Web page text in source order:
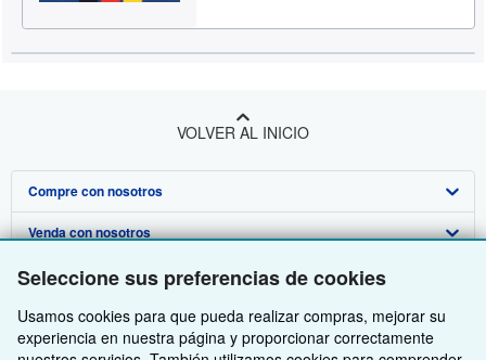
Seleccione sus preferencias de cookies
Usamos cookies para que pueda realizar compras, mejorar su
experiencia en nuestra página y proporcionar correctamente
VOLVER AL INICIO
Compre con nosotros
Búsqueda avanzada
Colecciones
Mi cuenta
Mis pedidos
Venda con nosotros
Comenzar a vender
Únase a nuestro programa de afiliados
Recomiende un vendedor
Sobre nosotros
Sobre IberLibro
Medios
Obtener Ayuda
Preguntas frecuentes y guías
Otras compañías de AbeBooks